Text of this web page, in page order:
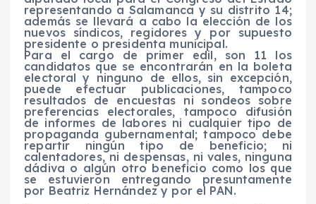
representando a Salamanca y su distrito 14;
además se llevará a cabo la elección de los
nuevos síndicos, regidores y por supuesto
presidente o presidenta municipal.
Para el cargo de primer edil, son 11 los
candidatos que se encontrarán en la boleta
electoral y ninguno de ellos, sin excepción,
puede efectuar publicaciones, tampoco
resultados de encuestas ni sondeos sobre
preferencias electorales, tampoco difusión
de informes de labores ni cualquier tipo de
propaganda gubernamental; tampoco debe
repartir ningún tipo de beneficio; ni
calentadores, ni despensas, ni vales, ninguna
dádiva o algún otro beneficio como los que
se estuvieron entregando presuntamente
por Beatriz Hernández y por el PAN.